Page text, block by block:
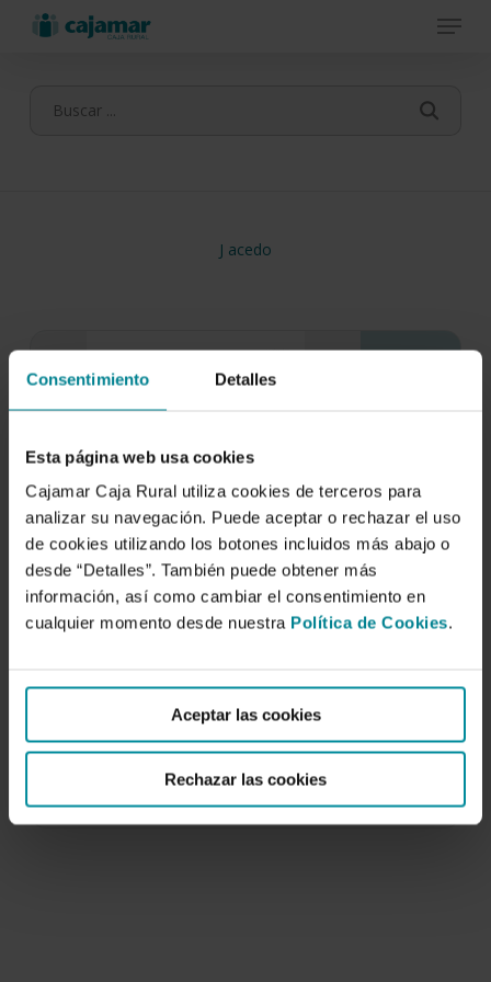
Consentimiento Detalles
Esta página web usa cookies
Cajamar Caja Rural utiliza cookies de terceros para
analizar su navegación. Puede aceptar o rechazar el uso
de cookies utilizando los botones incluidos más abajo o
desde “Detalles”. También puede obtener más
información, así como cambiar el consentimiento en
cualquier momento desde nuestra Política de Cookies.
Aceptar las cookies
Rechazar las cookies
Menu
J acedo
tomate ecológico en invernadero.
1 de enero de 2004
desarrollada en las zonas del interior y…